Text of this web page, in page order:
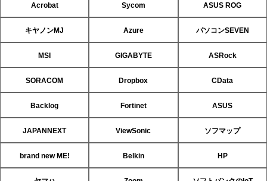
Acrobat Sycom ASUS ROG
キヤノンMJ Azure パソコンSEVEN
MSI GIGABYTE ASRock
SORACOM Dropbox CData
Backlog Fortinet ASUS
JAPANNEXT ViewSonic ソフマップ
brand new ME! Belkin HP